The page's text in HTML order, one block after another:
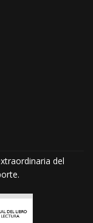
del